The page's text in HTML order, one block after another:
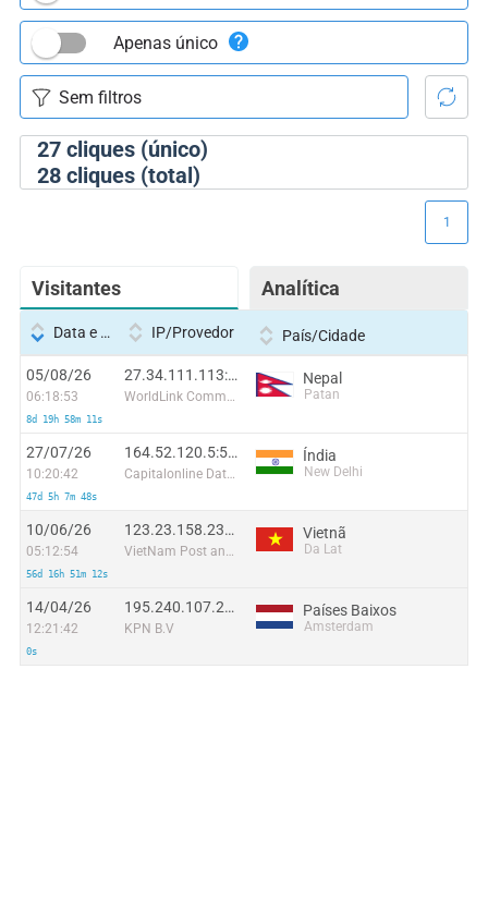
27cliques (único)
28cliques (total)
Apenas único
Visitantes Analítica
1
Data e hora IP/Provedor País/Cidade
05/08/26
06:18:53
8d 19h 58m 11s
27.34.111.113:47146
WorldLink Communications
Nepal
Patan
27/07/26
10:20:42
47d 5h 7m 48s
164.52.120.5:50510
Capitalonline Data Service (HK) Co
Índia
New Delhi
10/06/26
05:12:54
56d 16h 51m 12s
123.23.158.230:51385
VietNam Post and Telecom Corporation
Vietnã
Da Lat
14/04/26
12:21:42
0s
195.240.107.201
KPN B.V
Países Baixos
Amsterdam